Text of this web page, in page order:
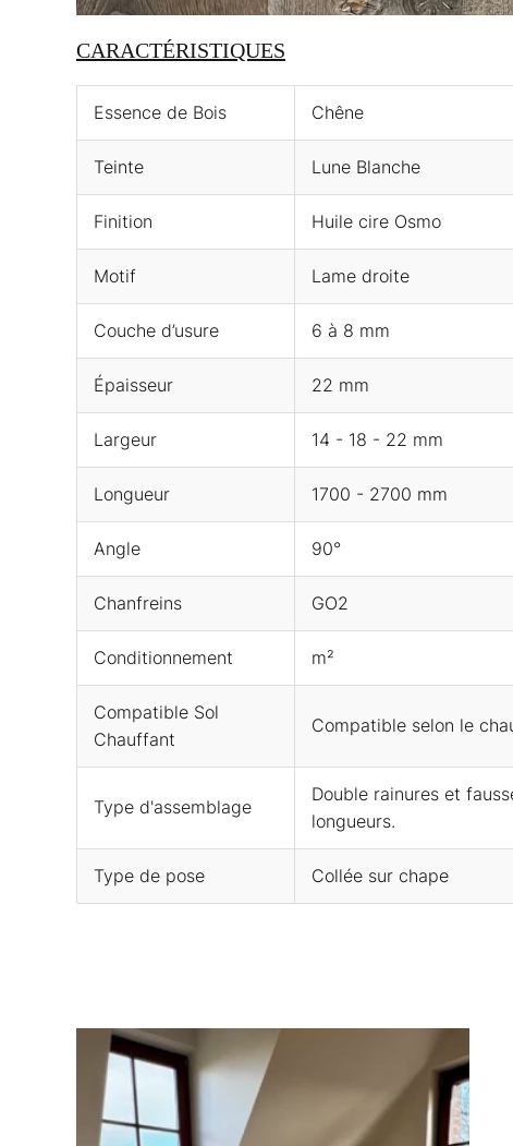
CARACTÉRISTIQUES
Essence de Bois Chêne
Teinte Lune Blanche
Finition Huile cire Osmo
Motif Lame droite
Couche d’usure 6 à 8 mm
Épaisseur 22 mm
Largeur 14 - 18 - 22 mm
Longueur 1700 - 2700 mm
Angle 90°
Chanfreins GO2
Conditionnement m²
Compatible Sol
Chauffant
Compatible selon le
Type d'assemblage
Double rainures et
longueurs.
Type de pose Collée sur chape